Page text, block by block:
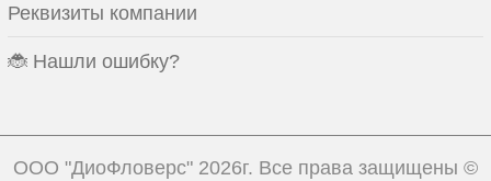
Реквизиты компании
🐞 Нашли ошибку?
ООО "ДиоФловерс" 2026г. Все права защищены ©